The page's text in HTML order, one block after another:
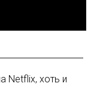
Netflix, хоть и